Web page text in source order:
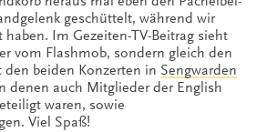
geschüttelt, während wir
Im Gezeiten-TV-Beitrag sieht
vom Flashmob, sondern gleich den
beiden Konzerten in Sengwarden
denen auch Mitglieder der English
waren, sowie
Viel Spaß!